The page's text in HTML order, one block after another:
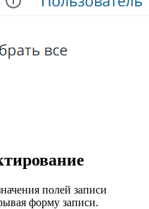
полей записи
форму записи.